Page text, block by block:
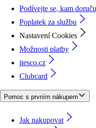
Podívejte se, kam
Poplatek za službu
Nastavení Cookies
Možnosti platby
itesco.cz
Clubcard
Pomoc s prvním nákupem
Jak nakupovat